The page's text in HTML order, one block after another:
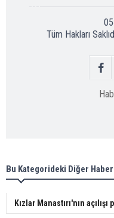
Tüm Hakları
Bu Kategorideki Diğer
Kızlar Manastırı'nın